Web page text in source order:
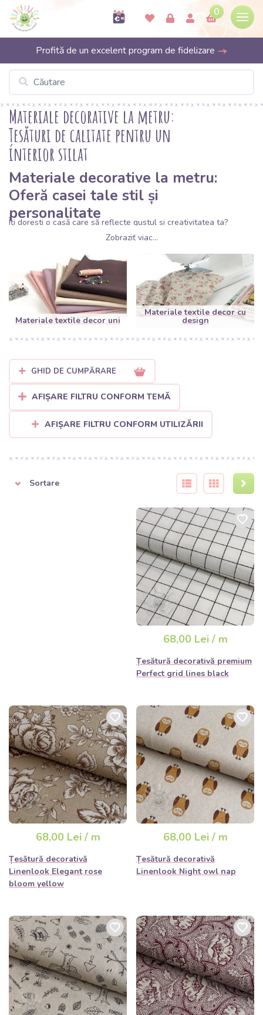
0
Profită de un excelent program de fidelizare
Materiale decorative la metru:
Țesături de calitate pentru un
interior stilat
Materiale decorative la metru:
Oferă casei tale stil și
personalitate
Îți dorești o casă care să reflecte gustul și creativitatea ta?
de la Bubufabrics sunt exact ceea ce ai
cuprinde o gamă largă de țesături cu densitate mare și
durabilitate sporită, create pentru a înfrumuseța spațiul și a
rezista utilizării zilnice. Fie că plănuiești să coși perdele noi, fețe
de pernă sau o față de masă stilată, materialele noastre
decorative nu te vor dezamăgi.
Posibilități de utilizare a materialelor
Accesorii pentru casă:Coase perne decorative care
schimbă imediat atmosfera livingului sau cuverturi de pat
elegante.
Decorațiuni pentru ferestre:Țesăturile noastre sunt
ideale pentru draperii care oferă intimitate și oferă camerei
Arta mesei:
Creează fețe de masă originale, traverse sau
suporturi pentru farfurii care transformă orice masă într-un
Datorită rezistenței lor, aceste
materiale sunt excelente și pentru coaserea genților de
cumpărături din pânză, a rucsacurilor sau a truselor
Când lucrezi cu materiale decorative mai
groase, îți recomandăm să folosești un ac universal de 80-90 și
ață mai rezistentă, pentru ca cusăturile să reziste la solicitare.
Zobraziť viac...
Materiale textile decor uni
Materiale textile decor cu
design
GHID DE CUMPĂRARE
AFIȘARE FILTRU CONFORM TEMĂ
AFIȘARE FILTRU CONFORM UTILIZĂRII
Sortare
68,00 Lei / m
Țesătură decorativă premium
Perfect grid lines black
68,00 Lei / m
Țesătură decorativă
Linenlook Elegant rose
bloom yellow
68,00 Lei / m
Țesătură decorativă
Linenlook Night owl nap